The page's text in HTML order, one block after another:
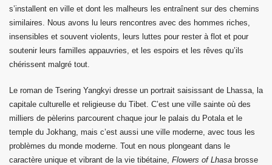
s’installent en ville et dont les malheurs les entraînent sur des chemins
similaires. Nous avons lu leurs rencontres avec des hommes riches,
insensibles et souvent violents, leurs luttes pour rester à flot et pour
soutenir leurs familles appauvries, et les espoirs et les rêves qu’ils
chérissent malgré tout.
Le roman de Tsering Yangkyi dresse un portrait saisissant de Lhassa, la
capitale culturelle et religieuse du Tibet. C’est une ville sainte où des
milliers de pèlerins parcourent chaque jour le palais du Potala et le
temple du Jokhang, mais c’est aussi une ville moderne, avec tous les
problèmes du monde moderne. Tout en nous plongeant dans le
caractère unique et vibrant de la vie tibétaine, Flowers of Lhasa brosse